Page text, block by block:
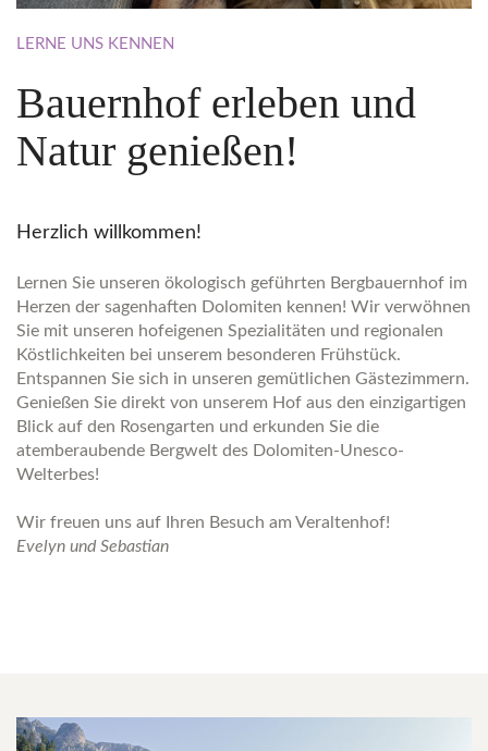
LERNE UNS KENNEN
Bauernhof erleben und
Natur genießen!
Herzlich willkommen!
Lernen Sie unseren ökologisch geführten Bergbauernhof im
Herzen der sagenhaften Dolomiten kennen! Wir verwöhnen
Sie mit unseren hofeigenen Spezialitäten und regionalen
Köstlichkeiten bei unserem besonderen Frühstück.
Entspannen Sie sich in unseren gemütlichen Gästezimmern.
Genießen Sie direkt von unserem Hof aus den einzigartigen
Blick auf den Rosengarten und erkunden Sie die
atemberaubende Bergwelt des Dolomiten-Unesco-
Welterbes!
Wir freuen uns auf Ihren Besuch am Veraltenhof!
Evelyn und Sebastian